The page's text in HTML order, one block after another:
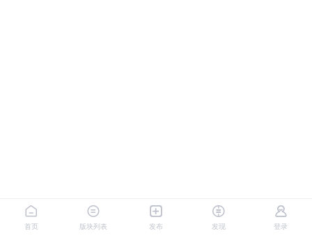
首页 版块列表 发布 发现 登录